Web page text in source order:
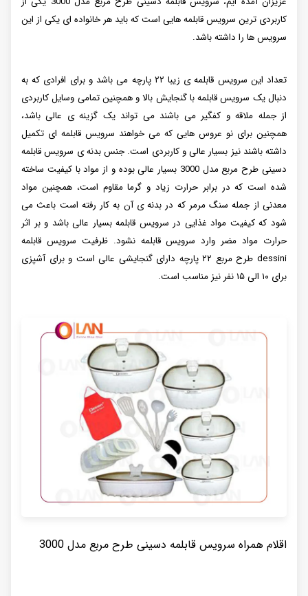
کاربردی ترین سرویس قابلمه هایی است که باید هر خانواده ای یکی از این
سرویس ها را داشته باشد.
تعداد این سرویس قابلمه ی زیبا ۲۲ پارچه می باشد و برای افرادی که به
دنبال یک سرویس قابلمه با گنجایش بالا و همچنین تمامی وسایل کاربردی
از جمله ملاقه و کفگیر می باشند می تواند یک گزینه ی عالی باشد،
همچنین برای نو عروس هایی که می خواهند سرویس قابلمه ای تکمیل
داشته باشند نیز بسیار عالی و کاربردی است. جنس بدنه ی سرویس قابلمه
دسینی طرح مربع مدل 3000 بسیار عالی بوده و از مواد با کیفیت ساخته
شده است که در برابر حرارت زیاد و گرما مقاوم است، همچنین مواد
معدنی از جمله سنگ مرمر که در بدنه ی آن به کار رفته است باعث می
شود که کیفیت مواد غذایی در سرویس قابلمه بسیار عالی باشد و بر اثر
حرارت مواد مضر وارد سرویس قابلمه نشود. ظرفیت سرویس قابلمه
dessini طرح مربع ۲۲ پارچه دارای گنجایشی عالی است و برای آشپزی
برای ۱۰ الی ۱۵ نفر نیز مناسب است.
اقلام همراه سرویس قابلمه دسینی طرح مربع مدل 3000